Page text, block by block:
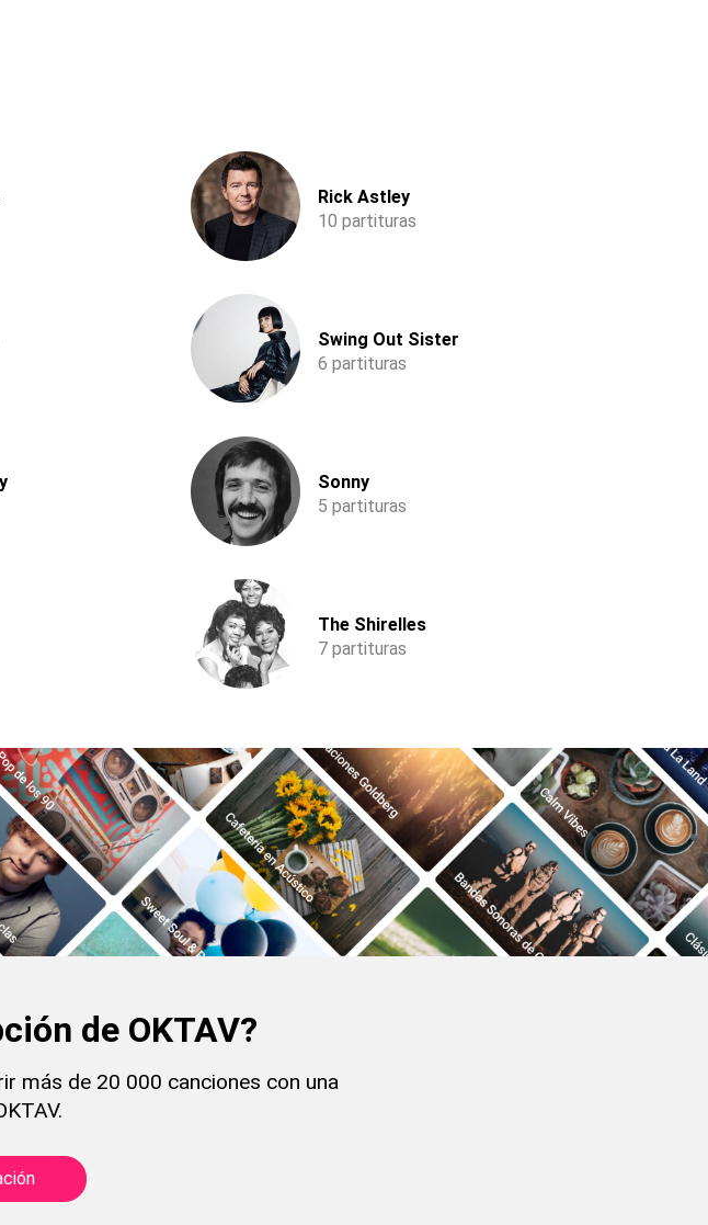
Rick Astley
10 partituras
Swing Out Sister
6 partituras
Sonny
5 partituras
The Shirelles
7 partituras
de OKTAV?
más de 20 000 canciones con una